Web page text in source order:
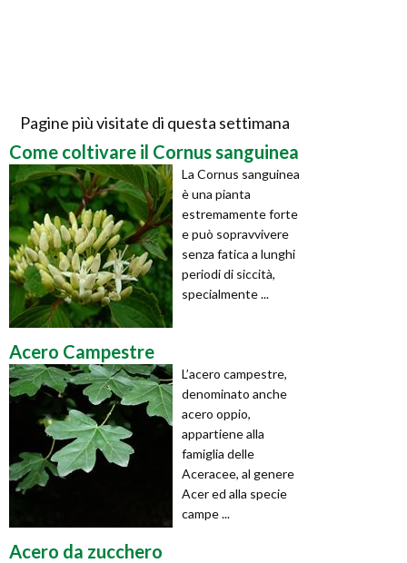
Pagine più visitate di questa settimana
Come coltivare il Cornus sanguinea
La Cornus sanguinea
è una pianta
estremamente forte
e può sopravvivere
senza fatica a lunghi
periodi di siccità,
specialmente ...
Acero Campestre
L’acero campestre,
denominato anche
acero oppio,
appartiene alla
famiglia delle
Aceracee, al genere
Acer ed alla specie
campe ...
Acero da zucchero